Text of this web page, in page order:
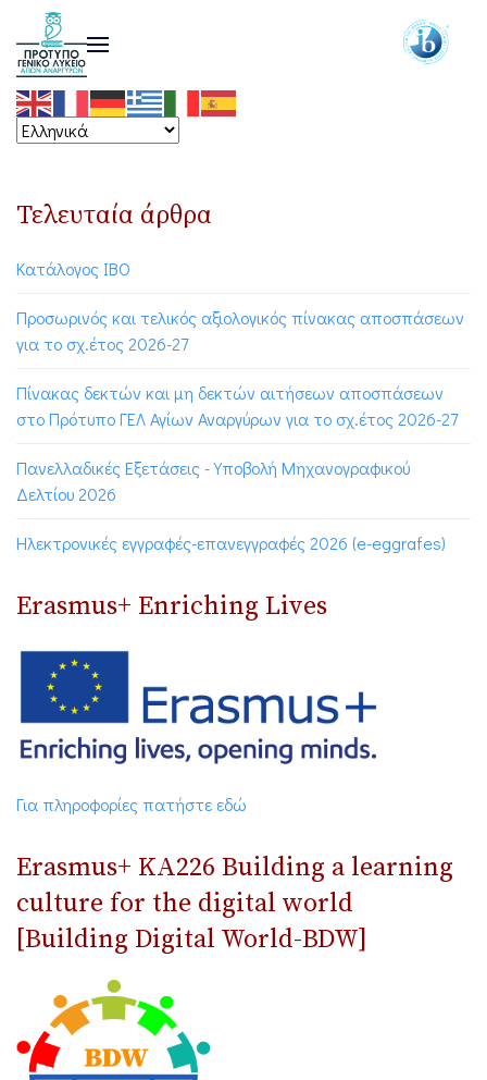
Τελευταία άρθρα
Κατάλογος ΙΒΟ
Προσωρινός και τελικός αξιολογικός πίνακας αποσπάσεων
για το σχ.έτος 2026-27
Πίνακας δεκτών και μη δεκτών αιτήσεων αποσπάσεων
στο Πρότυπο ΓΕΛ Αγίων Αναργύρων για το σχ.έτος 2026-27
Πανελλαδικές Εξετάσεις - Υποβολή Μηχανογραφικού
Δελτίου 2026
Ηλεκτρονικές εγγραφές-επανεγγραφές 2026 (e-eggrafes)
Erasmus+ Enriching Lives
Για πληροφορίες πατήστε εδώ
Erasmus+ ΚΑ226 Building a learning
culture for the digital world
[Building Digital World-BDW]